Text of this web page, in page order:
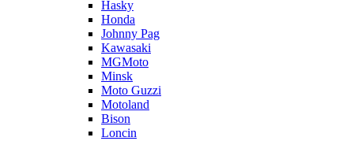
Hasky
Honda
Johnny Pag
Kawasaki
MGMoto
Minsk
Moto Guzzi
Motoland
Bison
Loncin